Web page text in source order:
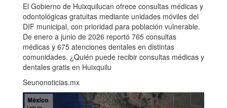
El Gobierno de Huixquilucan ofrece consultas médicas y
odontológicas gratuitas mediante unidades móviles del
DIF municipal, con prioridad para población vulnerable.
De enero a junio de 2026 reportó 765 consultas
médicas y 675 atenciones dentales en distintas
comunidades. ¿Quién puede recibir consultas médicas y
dentales gratis en Huixquilu
Seunonoticias.mx